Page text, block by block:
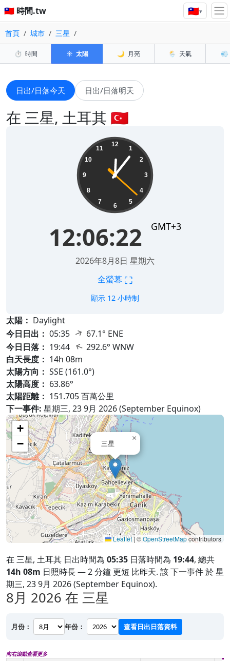
🇹🇼 時間.tw 🇹🇼▾
首頁 城市 三星
⏱️ 時間 ☀️ 太陽 🌙 月亮 🌦️ 天氣 💨
日出/日落今天 日出/日落明天
在 三星, 土耳其 🇹🇷
12
1
2
3
4
5
6
7
8
9
10
11
12:06:23 GMT+3
2026年8月8日 星期六
全螢幕 ⛶
顯示 12 小時制
太陽： Daylight
今日日出： 05:35 ↑ 67.1° ENE
今日日落： 19:44 ↑ 292.6° WNW
白天長度： 14h 08m
太陽方向： SSE (161.0°)
太陽高度： 63.86°
太陽距離： 151.705 百萬公里
下一事件: 星期三, 23 9月 2026 (September Equinox)
三星
×
+
−
Leaflet |©OpenStreetMapcontributors
在 三星, 土耳其 日出時間為 05:35 日落時間為 19:44, 總共
14h 08m 日照時長 — 2 分鐘 更短 比昨天. 該 下一事件 於 星
期三, 23 9月 2026 (September Equinox).
8月 2026 在 三星
月份： 年份： 查看日出日落資料
向右滾動查看更多